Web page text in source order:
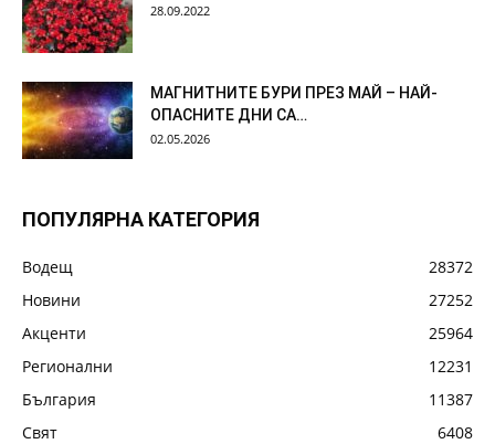
28.09.2022
МАГНИТНИТЕ БУРИ ПРЕЗ МАЙ – НАЙ-
ОПАСНИТЕ ДНИ СА…
02.05.2026
ПОПУЛЯРНА КАТЕГОРИЯ
Водещ
28372
Новини
27252
Акценти
25964
Регионални
12231
България
11387
Свят
6408